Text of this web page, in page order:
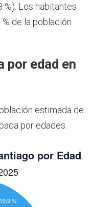
Los habitantes
de la población
por edad en
estimada de
por edades.